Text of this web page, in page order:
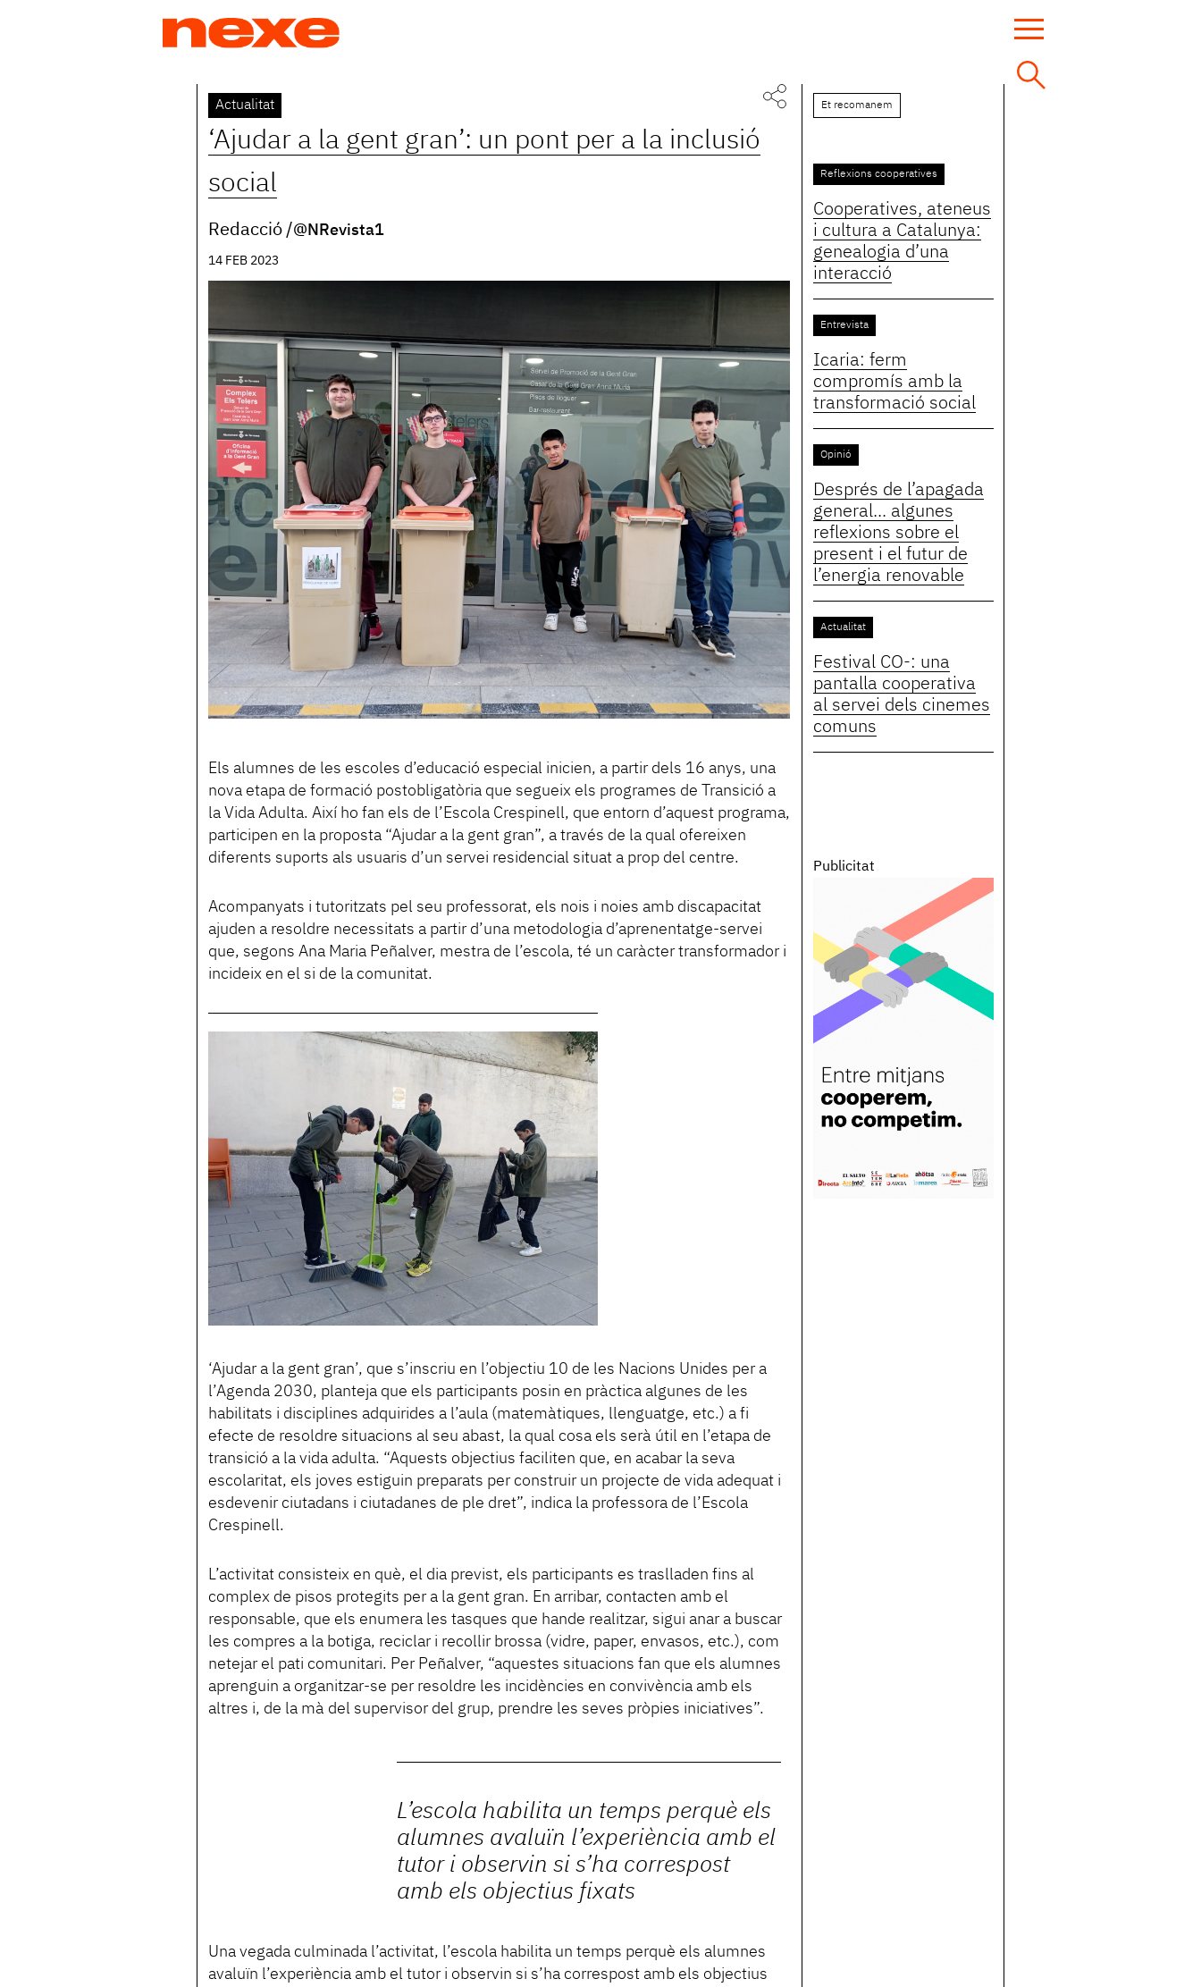
Back
to
top
Actualitat
‘Ajudar a la gent gran’: un pont per a la inclusió
social
Redacció @NRevista1
14 FEB 2023
Els alumnes de les escoles d’educació especial inicien, a partir dels 16 anys, una
nova etapa de formació postobligatòria que segueix els programes de Transició a
la Vida Adulta. Així ho fan els de l’Escola Crespinell, que entorn d’aquest programa,
participen en la proposta “Ajudar a la gent gran”, a través de la qual ofereixen
diferents suports als usuaris d’un servei residencial situat a prop del centre.
Acompanyats i tutoritzats pel seu professorat, els nois i noies amb discapacitat
ajuden a resoldre necessitats a partir d’una metodologia d’aprenentatge-servei
que, segons Ana Maria Peñalver, mestra de l’escola, té un caràcter transformador i
incideix en el si de la comunitat.
‘Ajudar a la gent gran’, que s’inscriu en l’objectiu 10 de les Nacions Unides per a
l’Agenda 2030, planteja que els participants posin en pràctica algunes de les
habilitats i disciplines adquirides a l’aula (matemàtiques, llenguatge, etc.) a fi
efecte de resoldre situacions al seu abast, la qual cosa els serà útil en l’etapa de
transició a la vida adulta. “Aquests objectius faciliten que, en acabar la seva
escolaritat, els joves estiguin preparats per construir un projecte de vida adequat i
esdevenir ciutadans i ciutadanes de ple dret”, indica la professora de l’Escola
Crespinell.
L’activitat consisteix en què, el dia previst, els participants es traslladen fins al
complex de pisos protegits per a la gent gran. En arribar, contacten amb el
responsable, que els enumera les tasques que hande realitzar, sigui anar a buscar
les compres a la botiga, reciclar i recollir brossa (vidre, paper, envasos, etc.), com
netejar el pati comunitari. Per Peñalver, “aquestes situacions fan que els alumnes
aprenguin a organitzar-se per resoldre les incidències en convivència amb els
altres i, de la mà del supervisor del grup, prendre les seves pròpies iniciatives”.
L’escola habilita un temps perquè els
alumnes avaluïn l’experiència amb el
tutor i observin si s’ha correspost
amb els objectius fixats
Una vegada culminada l’activitat, l’escola habilita un temps perquè els alumnes
avaluïn l’experiència amb el tutor i observin si s’ha correspost amb els objectius
Et recomanem
Reflexions cooperatives
Cooperatives, ateneus
i cultura a Catalunya:
genealogia d’una
interacció
Entrevista
Icaria: ferm
compromís amb la
transformació social
Opinió
Després de l’apagada
general... algunes
reflexions sobre el
present i el futur de
l’energia renovable
Actualitat
Festival CO-: una
pantalla cooperativa
al servei dels cinemes
comuns
Publicitat